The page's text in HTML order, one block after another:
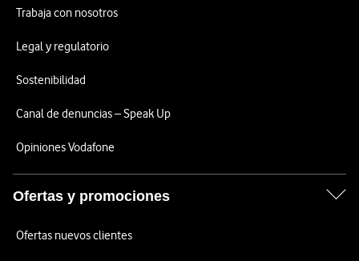
Trabaja con nosotros
Legal y regulatorio
Sostenibilidad
Canal de denuncias – Speak Up
Opiniones Vodafone
Ofertas y promociones
Ofertas nuevos clientes